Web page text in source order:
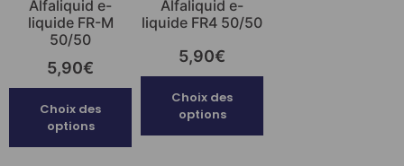
Alfaliquid e-
liquide FR-M
50/50
5,90€
Choix des
options
Alfaliquid e-
liquide FR4 50/50
5,90€
Choix des
options